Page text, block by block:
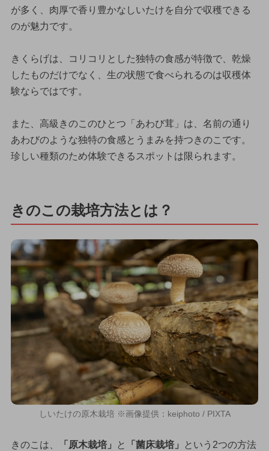
が多く、肉厚で香り豊かなしいたけを自分で収穫できる
のが魅力です。
きくらげは、コリコリとした独特の食感が特徴で、乾燥
したものだけでなく、生の状態で食べられるのは収穫体
験ならではです。
また、高級きのこのひとつ「あわび茸」は、名前の通り
あわびのような独特の食感とうまみを持つきのこです。
珍しい種類のため体験できるスポットは限られます。
きのこの栽培方法とは？
しいたけの原木栽培 ※画像提供：keiphoto / PIXTA
きのこは、 「原木栽培」 と 「菌床栽培」
という2つの方法